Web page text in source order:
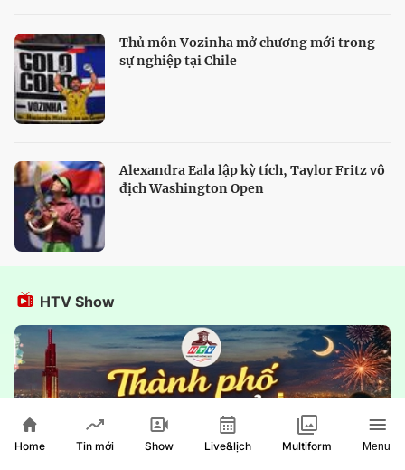
Thủ môn Vozinha mở chương mới trong
sự nghiệp tại Chile
Alexandra Eala lập kỳ tích, Taylor Fritz vô
địch Washington Open
HTV Show
Home Tin mới Show Live&lịch Multiform Menu